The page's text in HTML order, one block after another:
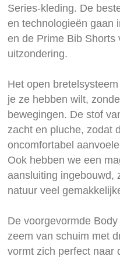
Series-kleding. De
en technologieën gaan
en de Prime Bib Shorts
uitzondering.
Het open
je ze hebben wilt,
bewegingen. De stof
zacht en pluche, zodat
oncomfortabel
Ook hebben we een
aansluiting ingebouwd,
natuur veel
De voorgevormde
zeem van schuim met
vormt zich perfect naar